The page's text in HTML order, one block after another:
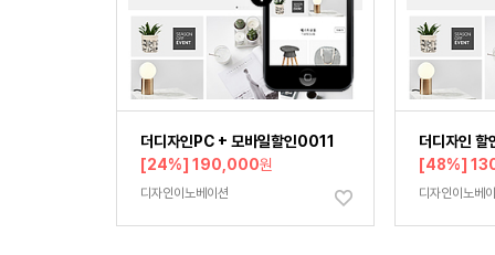
더디자인PC + 모바일할인0011
[24%] 190,000원
디자인이노베이션
더디자인
[48%]
디자인이노베